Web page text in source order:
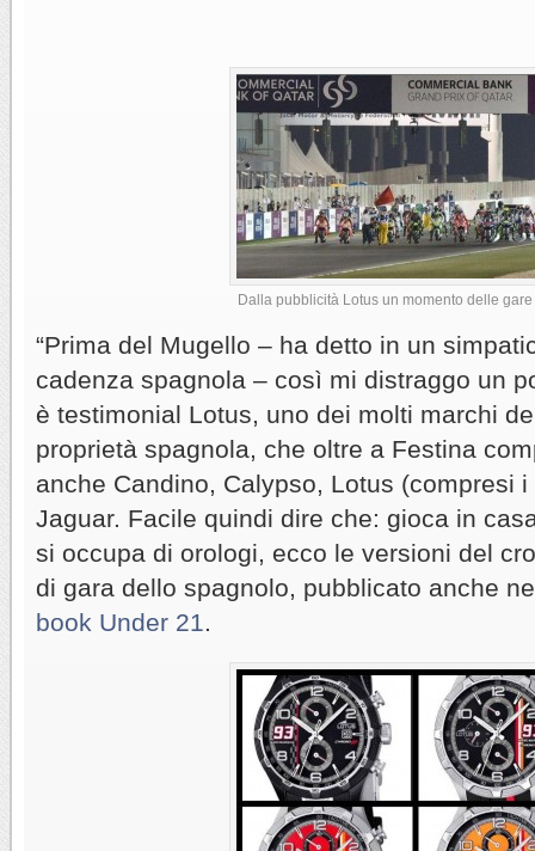
Dalla pubblicità Lotus un momento delle gare
“Prima del Mugello – ha detto in un
cadenza spagnola – così mi distraggo un
è testimonial Lotus, uno dei molti marchi
proprietà spagnola, che oltre a Festina
anche Candino, Calypso, Lotus (compresi
Jaguar. Facile quindi dire che: gioca in
si occupa di orologi, ecco le versioni del
di gara dello spagnolo, pubblicato anche
book Under 21